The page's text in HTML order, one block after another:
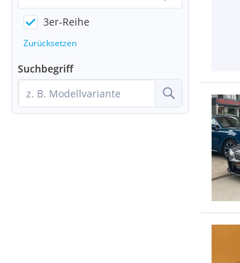
3er-Reihe
Zurücksetzen
Suchbegriff